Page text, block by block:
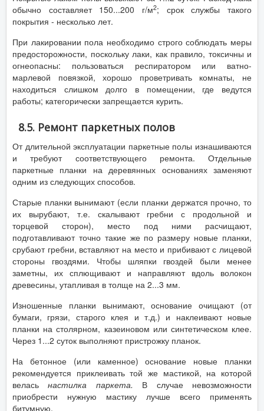
обычно составляет 150...200 г/м2; срок службы такого
покрытия - несколько лет.
При лакировании пола необходимо строго соблюдать меры
предосторожности, поскольку лаки, как правило, токсичны и
огнеопасны: пользоваться респиратором или ватно-
марлевой повязкой, хорошо проветривать комнаты, не
находиться слишком долго в помещении, где ведутся
работы; категорически запрещается курить.
8.5. Ремонт паркетных полов
От длительной эксплуатации паркетные полы изнашиваются
и требуют соответствующего ремонта. Отдельные
паркетные планки на деревянных основаниях заменяют
одним из следующих способов.
Старые планки вынимают (если планки держатся прочно, то
их вырубают, т.е. скалывают гребни с продольной и
торцевой сторон), место под ними расчищают,
подготавливают точно такие же по размеру новые планки,
срубают гребни, вставляют на место и прибивают с лицевой
стороны гвоздями. Чтобы шляпки гвоздей были менее
заметны, их сплющивают и направляют вдоль волокон
древесины, утапливая в толще на 2...3 мм.
Изношенные планки вынимают, основание очищают (от
бумаги, грязи, старого клея и т.д.) и наклеивают новые
планки на столярном, казеиновом или синтетическом клее.
Через 1...2 суток выполняют пристрожку планок.
На бетонное (или каменное) основание новые планки
рекомендуется приклеивать той же мастикой, на которой
веласьнастилка паркета. В случае невозможности
приобрести нужную мастику лучше всего применять
битумную.